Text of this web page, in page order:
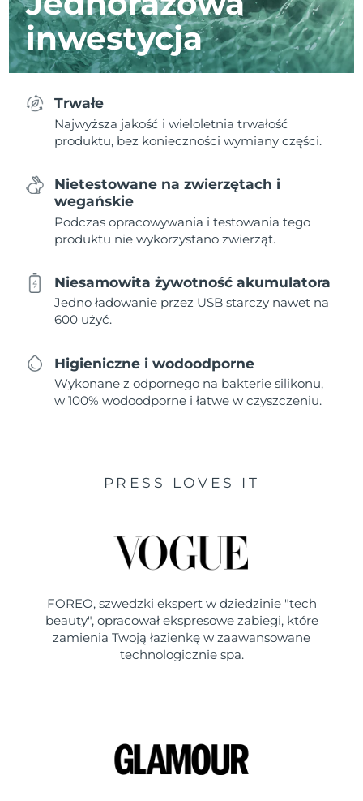
inwestycja
Trwałe
Najwyższa jakość i wieloletnia trwałość
produktu, bez konieczności wymiany części.
Nietestowane na zwierzętach i
wegańskie
Podczas opracowywania i testowania tego
produktu nie wykorzystano zwierząt.
Niesamowita żywotność akumulatora
Jedno ładowanie przez USB starczy nawet na
600 użyć.
Higieniczne i wodoodporne
Wykonane z odpornego na bakterie silikonu,
w 100% wodoodporne i łatwe w czyszczeniu.
PRESS LOVES IT
FOREO, szwedzki ekspert w dziedzinie "tech
beauty", opracował ekspresowe zabiegi, które
zamienia Twoją łazienkę w zaawansowane
technologicznie spa.